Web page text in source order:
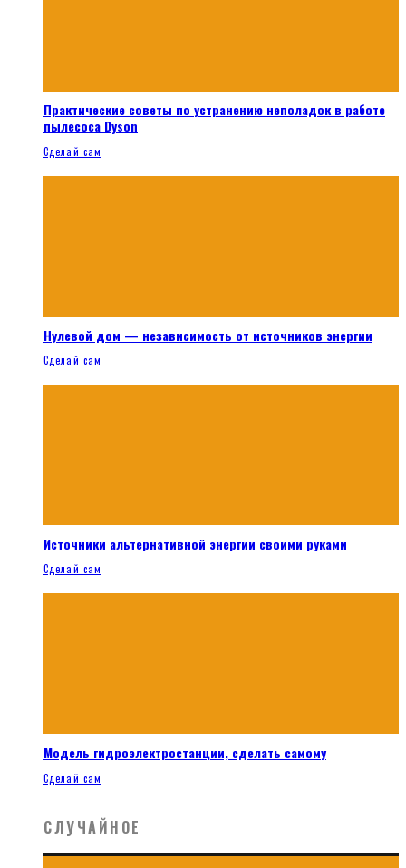
Практические советы по устранению неполадок в работе
пылесоса Dyson
Сделай сам
Нулевой дом — независимость от источников энергии
Сделай сам
Источники альтернативной энергии своими руками
Сделай сам
Модель гидроэлектростанции, сделать самому
Сделай сам
СЛУЧАЙНОЕ